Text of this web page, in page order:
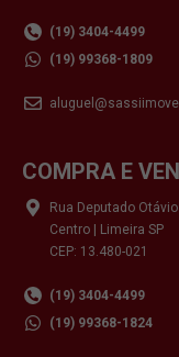
(19) 3404-4499
(19) 99368-1809
COMPRA E
Rua Deputado
Centro | Limeira SP
CEP: 13.480-021
(19) 3404-4499
(19) 99368-1824